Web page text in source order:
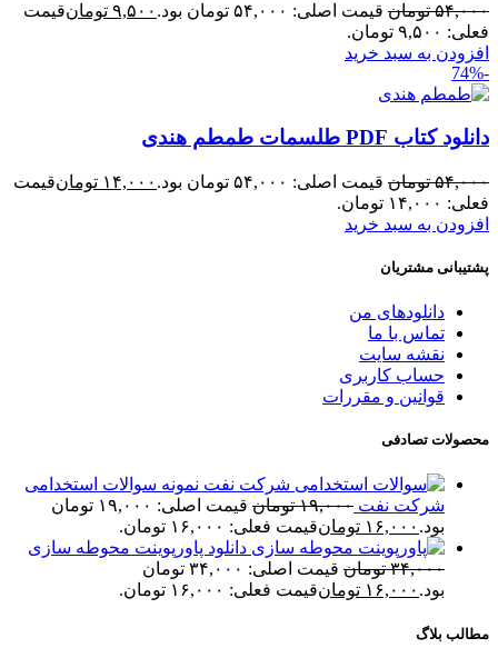
۵۴,۰۰۰ تومان قیمت اصلی: ۵۴,۰۰۰ تومان بود. ۹,۵۰۰ تومانقیمت
فعلی: ۹,۵۰۰ تومان.
افزودن به سبد خرید
-74%
دانلود کتاب PDF طلسمات طمطم هندی
۵۴,۰۰۰ تومان قیمت اصلی: ۵۴,۰۰۰ تومان بود. ۱۴,۰۰۰ تومانقیمت
فعلی: ۱۴,۰۰۰ تومان.
افزودن به سبد خرید
پشتیبانی مشتریان
دانلودهای من
تماس با ما
نقشه سایت
حساب کاربری
قوانین و مقررات
محصولات تصادفی
نمونه سوالات استخدامی
شرکت نفت ۱۹,۰۰۰ تومان
قیمت اصلی: ۱۹,۰۰۰ تومان
بود. ۱۶,۰۰۰ تومانقیمت فعلی: ۱۶,۰۰۰ تومان.
دانلود پاورپوینت محوطه سازی
۳۴,۰۰۰ تومان
قیمت اصلی: ۳۴,۰۰۰ تومان
بود. ۱۶,۰۰۰ تومانقیمت فعلی: ۱۶,۰۰۰ تومان.
مطالب بلاگ